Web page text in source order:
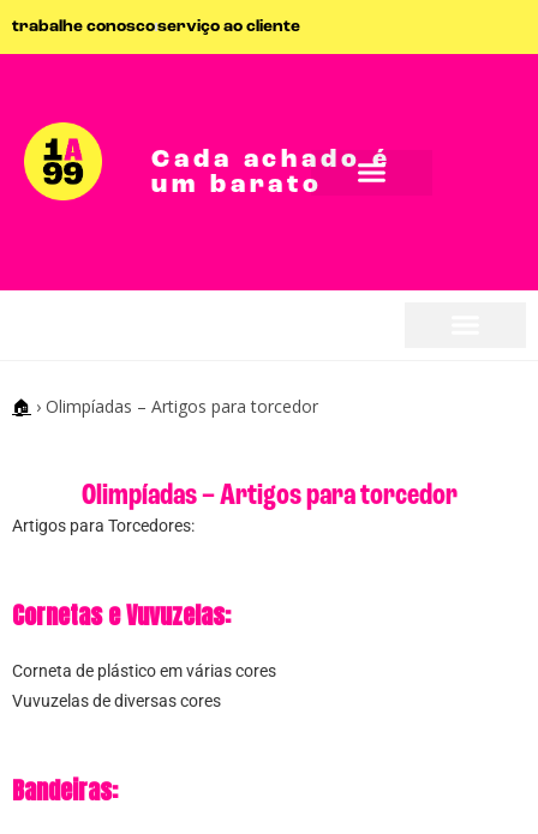
trabalhe conoscoserviço ao cliente
Cada achado é
um barato
🏠 › Olimpíadas – Artigos para torcedor
Olimpíadas – Artigos para torcedor
Artigos para Torcedores:
Cornetas e Vuvuzelas:
Corneta de plástico em várias cores
Vuvuzelas de diversas cores
Bandeiras: